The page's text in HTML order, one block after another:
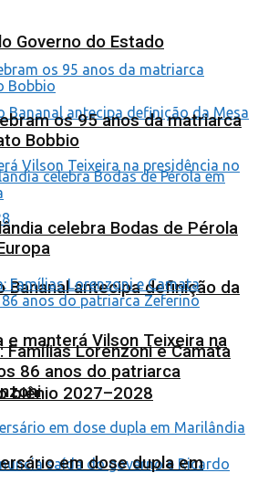
Governo do Estado
Bananal antecipa definição da
e manterá Vilson Teixeira na
biênio 2027–2028
os 95 anos da matriarca
Bobbio
celebra Bodas de Pérola
Famílias Lorenzoni e Camata
86 anos do patriarca
em dose dupla em